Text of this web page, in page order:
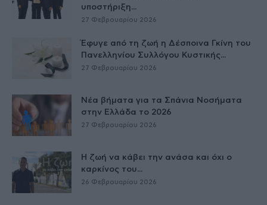
υποστήριξη...
27 Φεβρουαρίου 2026
Έφυγε από τη ζωή η Δέσποινα Γκίνη του
Πανελληνίου Συλλόγου Κυστικής...
27 Φεβρουαρίου 2026
Νέα βήματα για τα Σπάνια Νοσήματα
στην Ελλάδα το 2026
27 Φεβρουαρίου 2026
Η ζωή να κάβει την ανάσα και όχι ο
καρκίνος του...
26 Φεβρουαρίου 2026